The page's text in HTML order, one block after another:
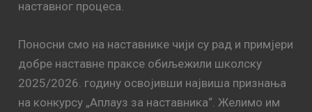
наставног процеса.
Поносни смо на наставнике чији су рад и примјери
добре наставне праксе обиљежили школску
2025/2026. годину освојивши највиша признања
на конкурсу „Аплауз за наставника“. Желимо им